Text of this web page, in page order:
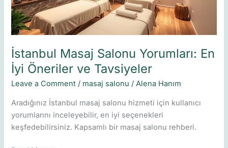
İstanbul Masaj Salonu Yorumları: En
İyi Öneriler ve Tavsiyeler
Leave a Comment / masaj salonu /Alena Hanım
Aradığınız İstanbul masaj salonu hizmeti için kullanıcı
yorumlarını inceleyebilir, en iyi seçenekleri
keşfedebilirsiniz. Kapsamlı bir masaj salonu rehberi.
ve
Tavsiyeler